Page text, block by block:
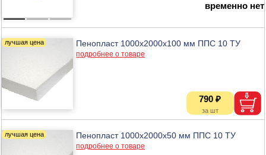
временно нет
Пенопласт 1000х2000х100 мм ППС 10 ТУ
подробнее о товаре
790 ₽
Пенопласт 1000х2000х50 мм ППС 10 ТУ
подробнее о товаре